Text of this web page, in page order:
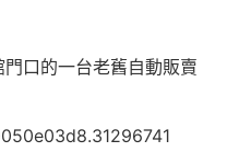
口的一台老舊自動販賣